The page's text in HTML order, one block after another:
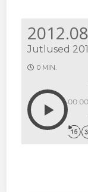
Jutlused
0 MIN.
00:00